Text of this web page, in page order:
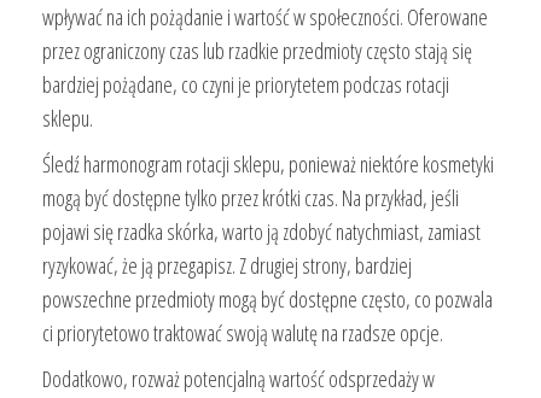
wpływać na ich pożądanie i wartość w społeczności. Oferowane
przez ograniczony czas lub rzadkie przedmioty często stają się
bardziej pożądane, co czyni je priorytetem podczas rotacji
sklepu.
Śledź harmonogram rotacji sklepu, ponieważ niektóre kosmetyki
mogą być dostępne tylko przez krótki czas. Na przykład, jeśli
pojawi się rzadka skórka, warto ją zdobyć natychmiast, zamiast
ryzykować, że ją przegapisz. Z drugiej strony, bardziej
powszechne przedmioty mogą być dostępne często, co pozwala
ci priorytetowo traktować swoją walutę na rzadsze opcje.
Dodatkowo, rozważ potencjalną wartość odsprzedaży w